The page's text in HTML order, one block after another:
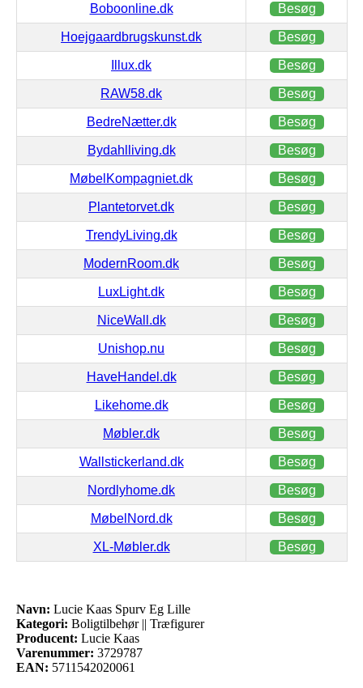
Boboonline.dk Besøg
Hoejgaardbrugskunst.dk Besøg
Illux.dk Besøg
RAW58.dk Besøg
BedreNætter.dk Besøg
Bydahlliving.dk Besøg
MøbelKompagniet.dk Besøg
Plantetorvet.dk Besøg
TrendyLiving.dk Besøg
ModernRoom.dk Besøg
LuxLight.dk Besøg
NiceWall.dk Besøg
Unishop.nu Besøg
HaveHandel.dk Besøg
Likehome.dk Besøg
Møbler.dk Besøg
Wallstickerland.dk Besøg
Nordlyhome.dk Besøg
MøbelNord.dk Besøg
XL-Møbler.dk Besøg
Navn: Lucie Kaas Spurv Eg Lille
Kategori: Boligtilbehør || Træfigurer
Producent: Lucie Kaas
Varenummer: 3729787
EAN: 5711542020061